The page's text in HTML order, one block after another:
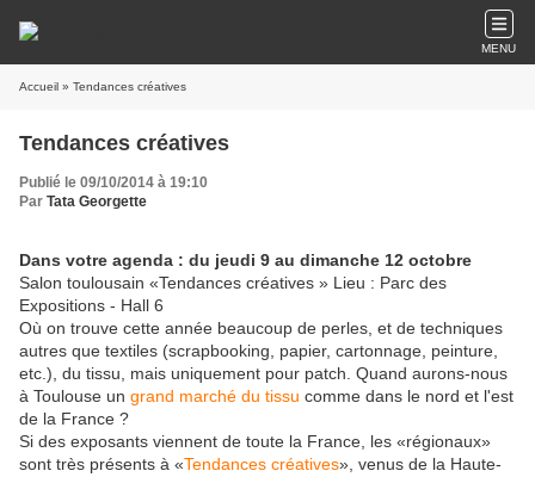
MENU
Accueil » Tendances créatives
Tendances créatives
Publié le 09/10/2014 à 19:10
Par Tata Georgette
Dans votre agenda : du jeudi 9 au dimanche 12 octobre
Salon toulousain «Tendances créatives » Lieu : Parc des
Expositions - Hall 6
Où on trouve cette année beaucoup de perles, et de techniques
autres que textiles (scrapbooking, papier, cartonnage, peinture,
etc.), du tissu, mais uniquement pour patch. Quand aurons-nous
à Toulouse un grand marché du tissu comme dans le nord et l'est
de la France ?
Si des exposants viennent de toute la France, les «régionaux»
sont très présents à «Tendances créatives», venus de la Haute-